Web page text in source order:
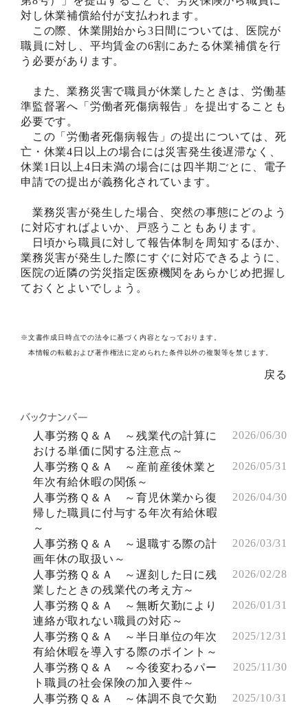
対し休業補償給付が支払われます。
この際、休業開始から3日間については、医院が
職員に対し、平均賃金の6割にあたる休業補償を行
う必要があります。
また、業務災害で職員が休業したときは、労働基
準監督署へ「労働者死傷病報告」を提出することも
必要です。
この「労働者死傷病報告」の提出については、死
亡・休業4日以上の場合には災害発生後遅滞なく、
休業1日以上4日未満の場合には四半期ごとに、電子
申請での提出が義務化されています。
業務災害が発生した場合、突然の事態にどのよう
に対応すればよいか、戸惑うこともあります。
日頃から職員に対して報告体制を周知するほか、
業務災害が発生した際にすぐに対応できるように、
医院の近隣の労災指定医療機関をあらかじめ把握し
ておくとよいでしょう。
※文書作成日時点での法令に基づく内容となっております。
本情報の転載および著作権法に定められた条件以外の複製等を禁じます。
戻る
人事労務Ｑ＆Ａ ～残業代の計算に
おける単価に関する注意点～
2026/06/30
人事労務Ｑ＆Ａ ～産前産後休業と
年次有給休暇の関係～
2026/05/31
人事労務Ｑ＆Ａ ～育児休業から復
帰した職員に付与する年次有給休暇
～
2026/04/30
人事労務Ｑ＆Ａ ～退職する際の計
画年休の取扱い～
2026/03/31
人事労務Ｑ＆Ａ ～遅刻した日に残
業したときの残業代の考え方～
2026/02/28
人事労務Ｑ＆Ａ ～無断欠勤により
連絡が取れない職員の対応～
2026/01/31
人事労務Ｑ＆Ａ ～半日単位の年次
有給休暇を導入する際のポイント～
2025/12/31
人事労務Ｑ＆Ａ ～今後変わるパー
ト職員の社会保険の加入要件～
2025/11/30
人事労務Ｑ＆Ａ ～体調不良で欠勤
2025/10/31